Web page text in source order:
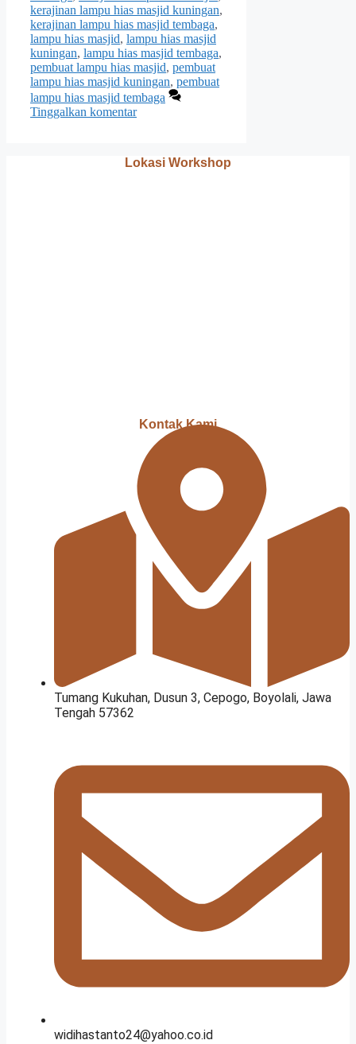
kerajinan lampu hias masjid kuningan,
kerajinan lampu hias masjid tembaga,
lampu hias masjid, lampu hias masjid
kuningan, lampu hias masjid tembaga,
pembuat lampu hias masjid, pembuat
lampu hias masjid kuningan, pembuat
lampu hias masjid tembaga
Tinggalkan komentar
Lokasi Workshop
Kontak Kami
Tumang Kukuhan, Dusun 3, Cepogo, Boyolali, Jawa
Tengah 57362
widihastanto24@yahoo.co.id